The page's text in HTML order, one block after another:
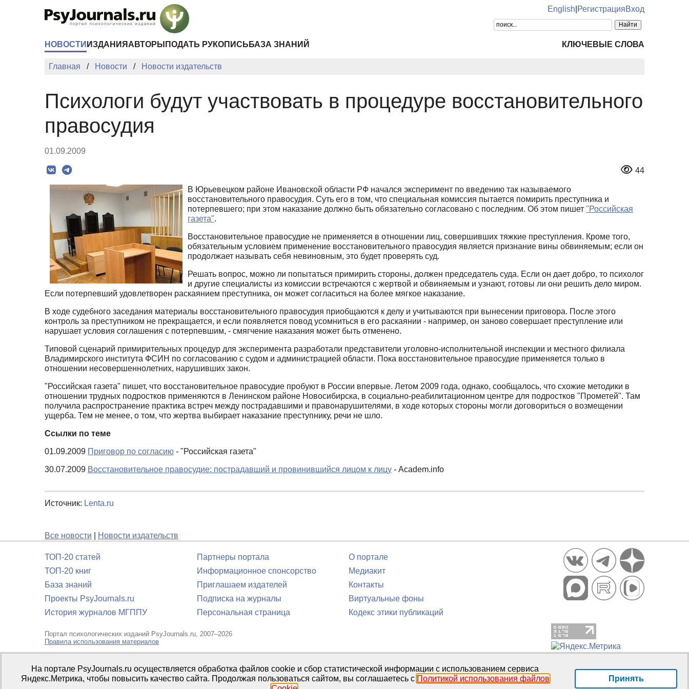
English РегистрацияВход
НОВОСТИ ИЗДАНИЯ АВТОРЫ ПОДАТЬ РУКОПИСЬ БАЗА ЗНАНИЙ КЛЮЧЕВЫЕ СЛОВА
Главная Новости Новости издательств
Психологи будут участвовать в процедуре восстановительного
правосудия
01.09.2009
44
В Юрьевецком районе Ивановской области РФ начался эксперимент по введению так называемого
восстановительного правосудия. Суть его в том, что специальная комиссия пытается помирить преступника и
потерпевшего; при этом наказание должно быть обязательно согласовано с последним. Об этом пишет "Российская
газета".
Восстановительное правосудие не применяется в отношении лиц, совершивших тяжкие преступления. Кроме того,
обязательным условием применение восстановительного правосудия является признание вины обвиняемым; если он
продолжает называть себя невиновным, это будет проверять суд.
Решать вопрос, можно ли попытаться примирить стороны, должен председатель суда. Если он дает добро, то психолог
и другие специалисты из комиссии встречаются с жертвой и обвиняемым и узнают, готовы ли они решить дело миром.
Если потерпевший удовлетворен раскаянием преступника, он может согласиться на более мягкое наказание.
В ходе судебного заседания материалы восстановительного правосудия приобщаются к делу и учитываются при вынесении приговора. После этого
контроль за преступником не прекращается, и если появляется повод усомниться в его раскаянии - например, он заново совершает преступление или
нарушает условия соглашения с потерпевшим, - смягчение наказания может быть отменено.
Типовой сценарий примирительных процедур для эксперимента разработали представители уголовно-исполнительной инспекции и местного филиала
Владимирского института ФСИН по согласованию с судом и администрацией области. Пока восстановительное правосудие применяется только в
отношении несовершеннолетних, нарушивших закон.
"Российская газета" пишет, что восстановительное правосудие пробуют в России впервые. Летом 2009 года, однако, сообщалось, что схожие методики в
отношении трудных подростков применяются в Ленинском районе Новосибирска, в социально-реабилитационном центре для подростков "Прометей". Там
получила распространение практика встреч между пострадавшими и правонарушителями, в ходе которых стороны могли договориться о возмещении
ущерба. Тем не менее, о том, что жертва выбирает наказание преступнику, речи не шло.
Ссылки по теме
01.09.2009 Приговор по согласию - "Российская газета"
30.07.2009 Восстановительное правосудие: пострадавший и провинившийся лицом к лицу - Academ.info
Источник: Lenta.ru
Все новости Новости издательств
ТОП-20 статей
ТОП-20 книг
База знаний
Проекты PsyJournals.ru
История журналов МГППУ
Партнеры портала
Информационное спонсорство
Приглашаем издателей
Подписка на журналы
Персональная страница
О портале
Медиакит
Контакты
Виртуальные фоны
Кодекс этики публикаций
Портал психологических изданий PsyJournals.ru, 2007–2026
Правила использования материалов
Свидетельство регистрации СМИЭл № ФС77-66447 от 14 июля 2016 г.
Издатель:ФГБОУ ВО МГППУ
На портале PsyJournals.ru осуществляется обработка файлов cookie и сбор статистической информации с использованием сервиса
Яндекс.Метрика, чтобы повысить качество сайта. Продолжая пользоваться сайтом, вы соглашаетесь с Политикой использования файлов
Принять